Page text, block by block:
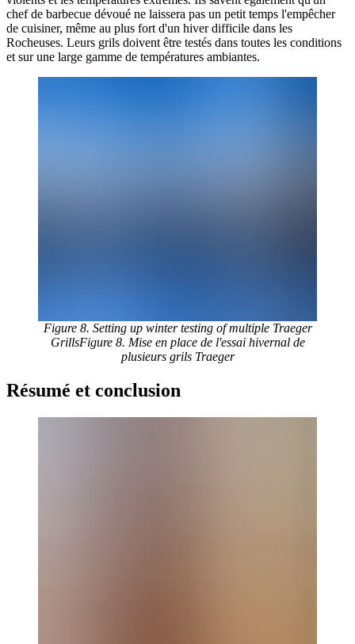
chef de barbecue dévoué ne laissera pas un petit temps l'empêcher
de cuisiner, même au plus fort d'un hiver difficile dans les
Rocheuses. Leurs grils doivent être testés dans toutes les conditions
et sur une large gamme de températures ambiantes.
Figure 8. Setting up winter testing of multiple Traeger
GrillsFigure 8. Mise en place de l'essai hivernal de
plusieurs grils Traeger
Résumé et conclusion